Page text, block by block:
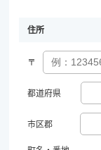
住所
〒
都道府県
市区郡